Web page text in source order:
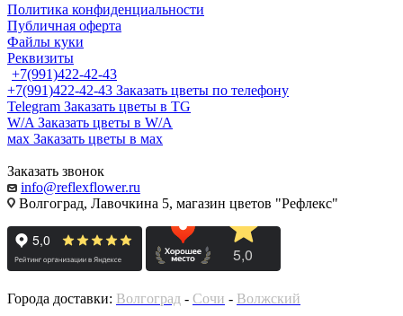
Политика конфиденциальности
Публичная оферта
Файлы куки
Реквизиты
+7(991)422-42-43
+7(991)422-42-43 Заказать цветы по телефону
Telegram Заказать цветы в TG
W/A Заказать цветы в W/A
мах Заказать цветы в мах
Заказать звонок
info@reflexflower.ru
Волгоград, Лавочкина 5, магазин цветов "Рефлекс"
Города доставки: Волгоград - Сочи - Волжский